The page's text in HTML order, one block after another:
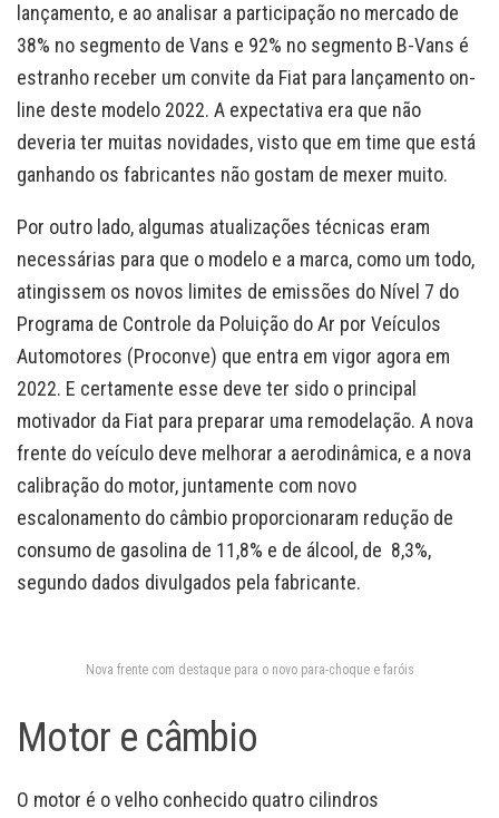
lançamento, e ao analisar a participação no mercado de
38% no segmento de Vans e 92% no segmento B-Vans é
estranho receber um convite da Fiat para lançamento on-
line deste modelo 2022. A expectativa era que não
deveria ter muitas novidades, visto que em time que está
ganhando os fabricantes não gostam de mexer muito.
Por outro lado, algumas atualizações técnicas eram
necessárias para que o modelo e a marca, como um todo,
atingissem os novos limites de emissões do Nível 7 do
Programa de Controle da Poluição do Ar por Veículos
Automotores (Proconve) que entra em vigor agora em
2022. E certamente esse deve ter sido o principal
motivador da Fiat para preparar uma remodelação. A nova
frente do veículo deve melhorar a aerodinâmica, e a nova
calibração do motor, juntamente com novo
escalonamento do câmbio proporcionaram redução de
consumo de gasolina de 11,8% e de álcool, de 8,3%,
segundo dados divulgados pela fabricante.
Nova frente com destaque para o novo para-choque e faróis
Motor e câmbio
O motor é o velho conhecido quatro cilindros